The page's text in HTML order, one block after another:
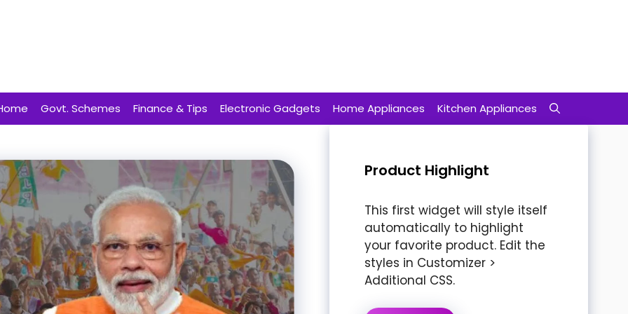
Govt. Schemes Finance & Tips Electronic Gadgets Home Appliances Kitchen Appliances
Product Highlight
This first widget will style itself
automatically to highlight
your favorite product. Edit the
styles in Customizer >
Additional CSS.